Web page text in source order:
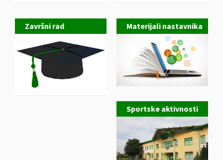
Završni rad Materijali nastavnika
Sportske aktivnosti